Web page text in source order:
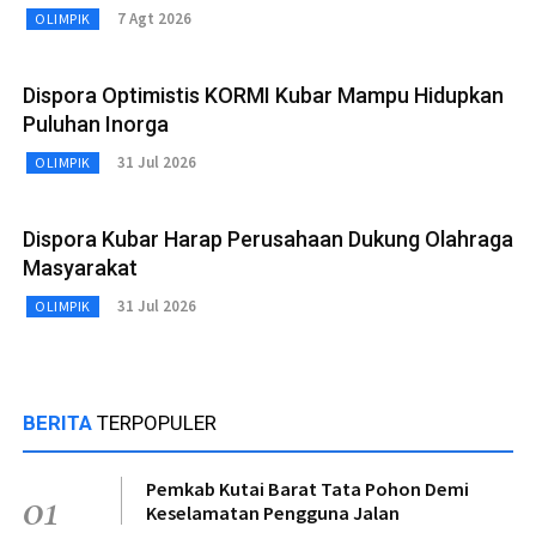
OLIMPIK 7 Agt 2026
Dispora Optimistis KORMI Kubar Mampu Hidupkan
Puluhan Inorga
OLIMPIK 31 Jul 2026
Dispora Kubar Harap Perusahaan Dukung Olahraga
Masyarakat
OLIMPIK 31 Jul 2026
BERITA TERPOPULER
01
Pemkab Kutai Barat Tata Pohon Demi
Keselamatan Pengguna Jalan